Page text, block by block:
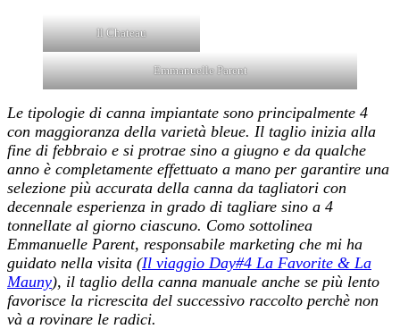
Il Chateau
Emmanuelle Parent
Le tipologie di canna impiantate sono principalmente 4
con maggioranza della varietà bleue. Il taglio inizia alla
fine di febbraio e si protrae sino a giugno e da qualche
anno è completamente effettuato a mano per garantire una
selezione più accurata della canna da tagliatori con
decennale esperienza in grado di tagliare sino a 4
tonnellate al giorno ciascuno. Como sottolinea
Emmanuelle Parent, responsabile marketing che mi ha
guidato nella visita (Il viaggio Day#4 La Favorite & La
Mauny), il taglio della canna manuale anche se più lento
favorisce la ricrescita del successivo raccolto perchè non
và a rovinare le radici.